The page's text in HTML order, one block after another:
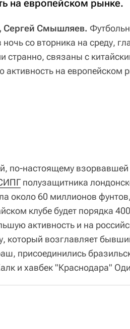
на европейском рынке.
Сергей Смышляев.
со вторника на среду,
странно, связаны с
на европейском
по-настоящему
полузащитника
около 60 миллионов
клубе будет порядка
активность и на
который возглавляет
присоединились
и хавбек "Краснодара"